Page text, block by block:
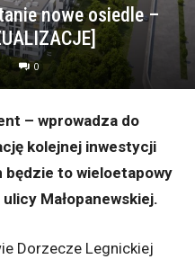
nowe osiedle –
0
– wprowadza do
kolejnej inwestycji
będzie to wieloetapowy
Małopanewskiej.
Dorzecze Legnickiej